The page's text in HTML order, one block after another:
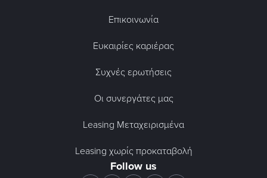
Επικοινωνία
Ευκαιρίες καριέρας
Συχνές ερωτήσεις
Οι συνεργάτες μας
Leasing Μεταχειρισμένα
Leasing χωρίς προκαταβολή
Follow us